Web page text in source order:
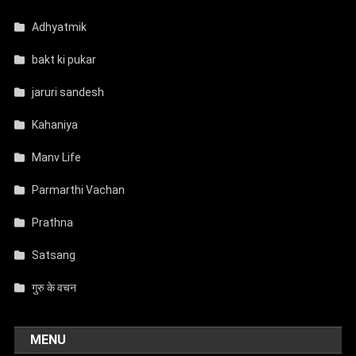
Adhyatmik
bakt ki pukar
jaruri sandesh
Kahaniya
Manv Life
Parmarthi Vachan
Prathna
Satsang
गुरु के वचन
MENU